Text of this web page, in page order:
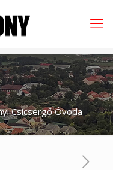
Csicsergő Óvoda